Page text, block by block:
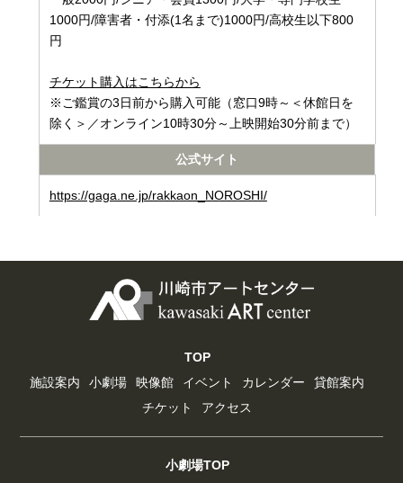
1000円/障害者・付添(1名まで)1000円/高校生以下800
円
チケット購入はこちらから
※ご鑑賞の3日前から購入可能（窓口9時～＜休館日を
除く＞／オンライン10時30分～上映開始30分前まで）
公式サイト
https://gaga.ne.jp/rakkaon_NOROSHI/
TOP
施設案内
小劇場 映像館 イベント カレンダー
貸館案内
チケット
アクセス
小劇場TOP